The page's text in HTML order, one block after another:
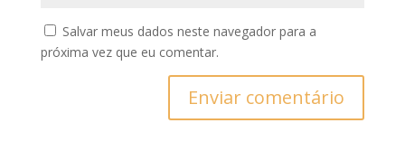
Salvar meus dados neste navegador para a
próxima vez que eu comentar.
Enviar comentário